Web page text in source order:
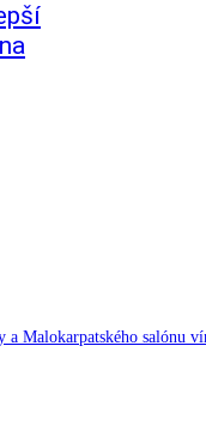
a Malokarpatského salónu